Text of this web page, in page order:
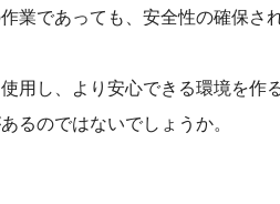
業であっても、安全性の確保さ
用し、より安心できる環境を作
るのではないでしょうか。